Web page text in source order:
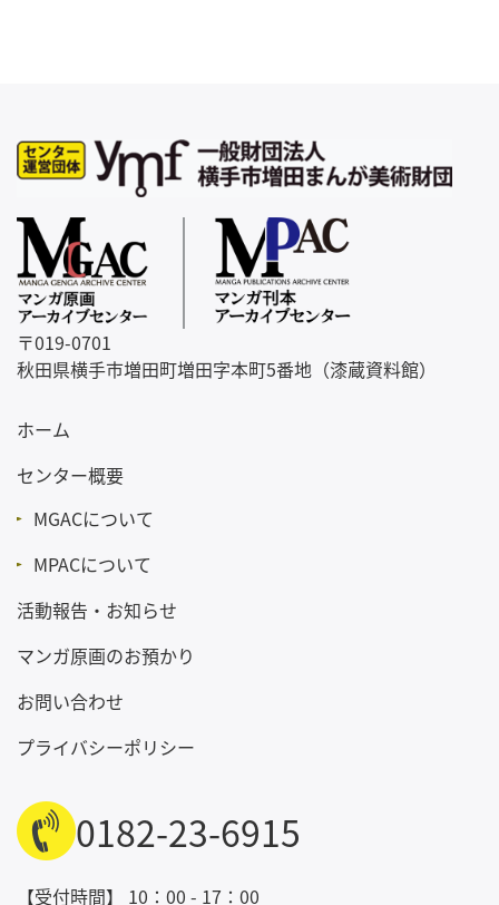
〒019-0701
秋田県横手市増田町増田字本町5番地（漆蔵資料館）
ホーム
センター概要
MGACについて
MPACについて
活動報告・お知らせ
マンガ原画のお預かり
お問い合わせ
プライバシーポリシー
0182-23-6915
【受付時間】 10：00 - 17：00